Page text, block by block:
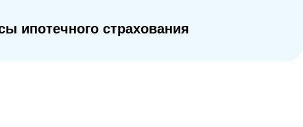
ипотечного страхования